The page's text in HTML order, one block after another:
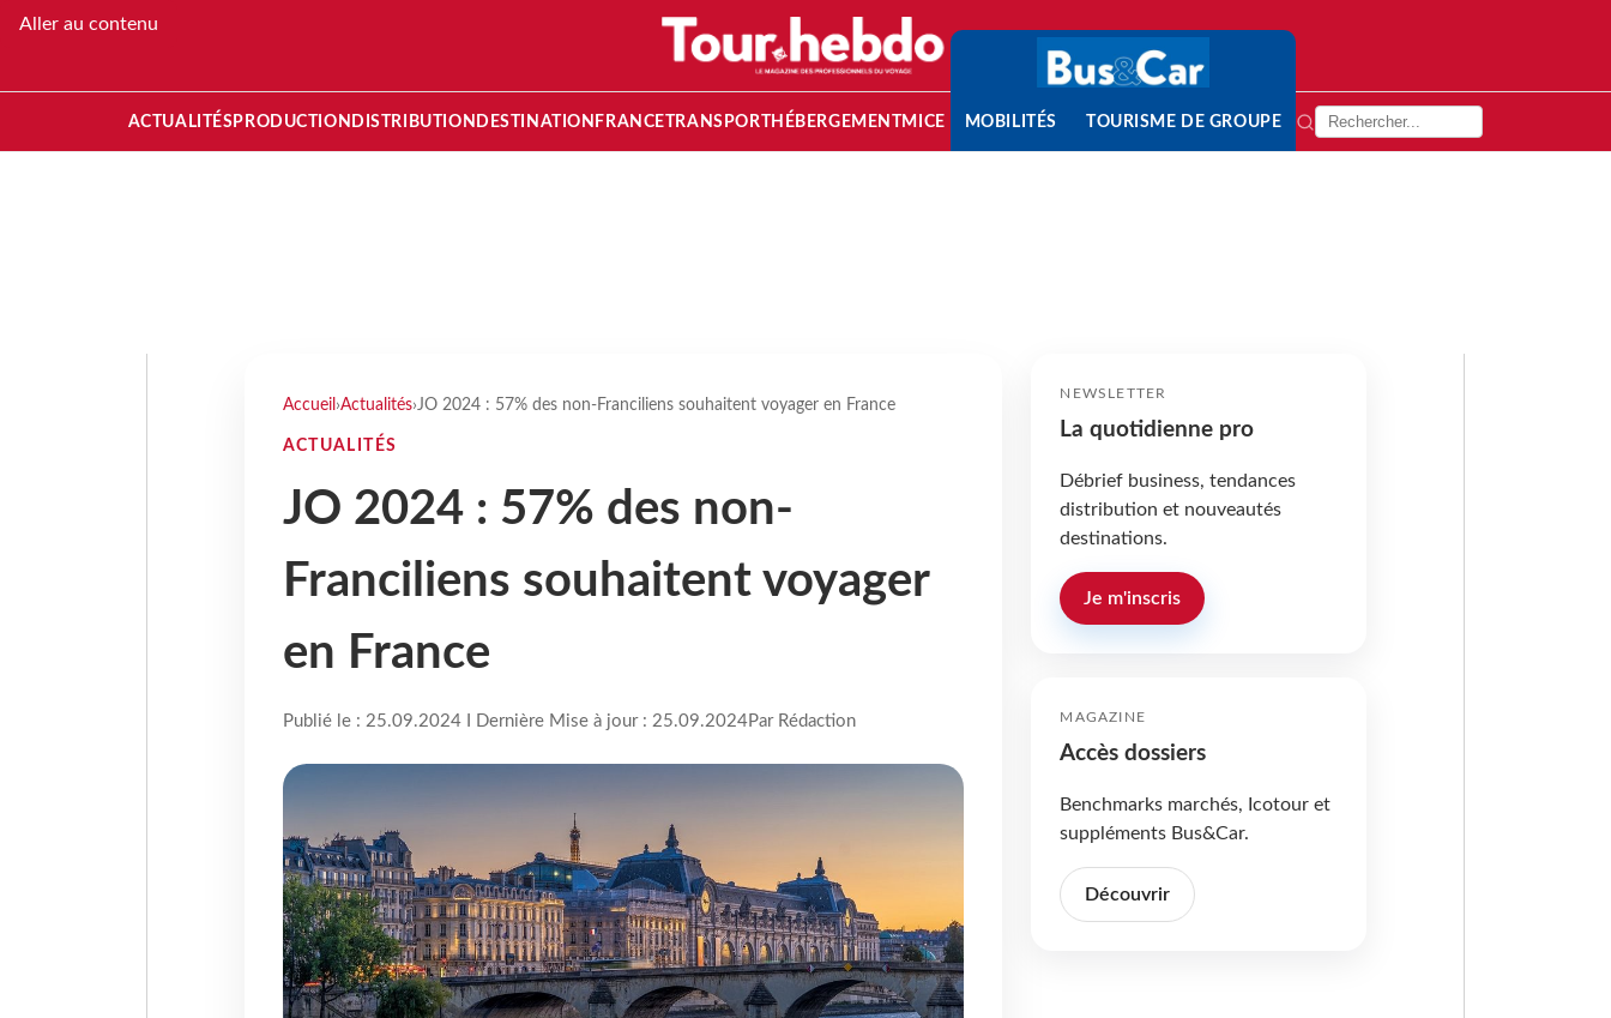
Aller au contenu
ACTUALITÉS PRODUCTION DISTRIBUTION DESTINATION FRANCETRANSPORT HÉBERGEMENTMICE MOBILITÉS TOURISME DE GROUPE
Accueil ›Actualités›JO 2024 : 57% des non-Franciliens souhaitent voyager en France
ACTUALITÉS
JO 2024 : 57% des non-
Franciliens souhaitent voyager
en France
Publié le : 25.09.2024 I Dernière Mise à jour : 25.09.2024Par Rédaction
NEWSLETTER
La quotidienne pro
Débrief business, tendances
distribution et nouveautés
destinations.
Je m'inscris
MAGAZINE
Accès dossiers
Benchmarks marchés, Icotour et
suppléments Bus&Car.
Découvrir